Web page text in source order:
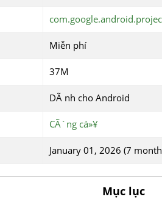
Miễn phí
37M
DÃ nh cho Android
CÃ´ng cá»¥
January 01, 2026 (7
Mục lục